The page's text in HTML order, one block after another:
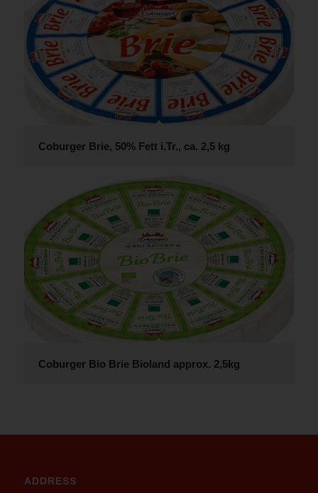
Coburger Brie, 50% Fett i.Tr., ca. 2,5 kg
Coburger Bio Brie Bioland approx. 2,5kg
ADDRESS